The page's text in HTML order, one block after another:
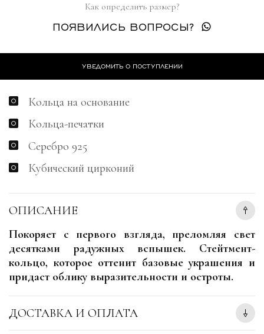
Как определить размер?
ПОЯВИЛИСЬ ВОПРОСЫ?
Кольца на основание
Кольца-печатки
Серебро 925
Кубический цирконий
УВЕДОМИТЬ О ПОСТУПЛЕНИИ
ОПИСАНИЕ
Покоряет с первого взгляда, преломляя свет
десятками радужных вспышек. Стейтмент-
кольцо, которое оттенит базовые украшения и
придаст облику выразительности и остроты.
ДОСТАВКА И ОПЛАТА